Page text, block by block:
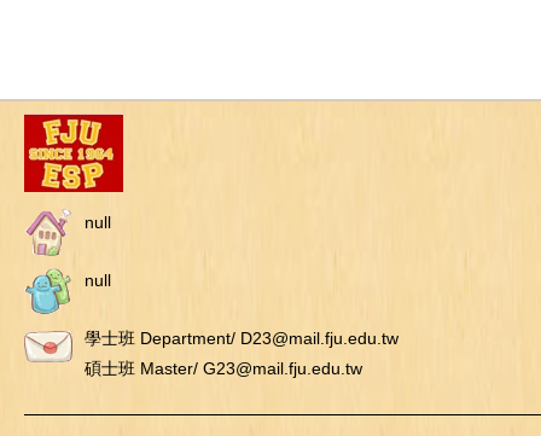
null
null
學士班 Department/ D23@mail.fju.edu.tw
碩士班 Master/ G23@mail.fju.edu.tw